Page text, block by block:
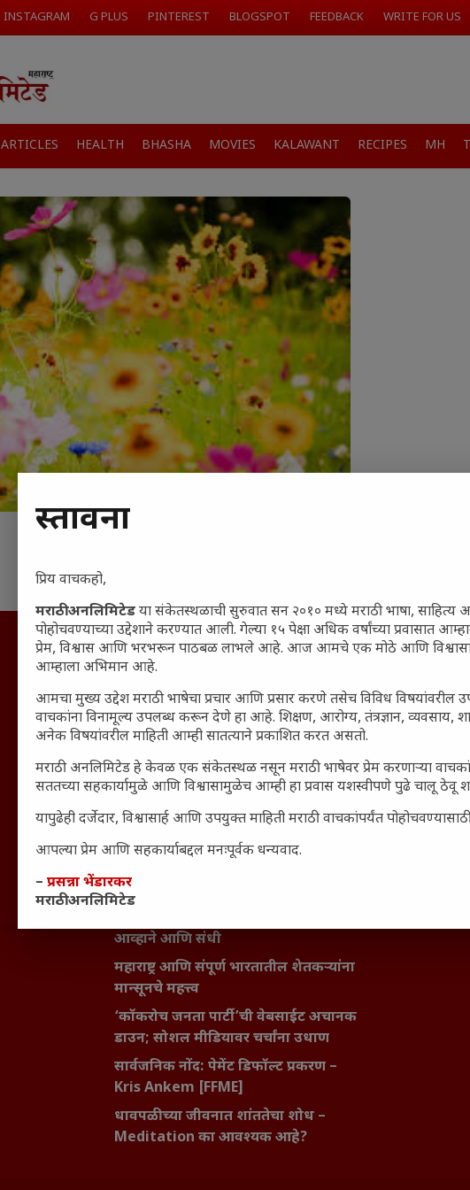
INSTAGRAM G PLUS PINTEREST BLOGSPOT FEEDBACK WRITE FOR US
ARTICLES HEALTH BHASHA MOVIES KALAWANT RECIPES MH
सामान्य आजारांवर गावठी उपाय – घरच्या
घरी मिळवा प्राथमिक आराम
आजच्या युगातील तरुण पिढी कुठे हरवली?
महाराष्ट्रातील किल्ल्यांचे महत्त्व : स्वराज्याच्या
₹370 ची बिर्याणी” आणि हरवत चाललेली
संवेदनशीलता : आजच्या तरुणांच्या मनात
नेमकं काय चाललंय?
यश आणि आत्मविश्वास: स्वप्नांना वास्तवात
महाराष्ट्रातील बदलत्या हवामानाचा शेतीवर
आव्हाने आणि संधी
महाराष्ट्र आणि संपूर्ण भारतातील शेतकऱ्यांना
मान्सूनचे महत्त्व
‘कॉकरोच जनता पार्टी’ची वेबसाईट अचानक
डाउन; सोशल मीडियावर चर्चांना उधाण
सार्वजनिक नोंद: पेमेंट डिफॉल्ट प्रकरण –
Kris Ankem [FFME]
धावपळीच्या जीवनात शांततेचा शोध –
Meditation का आवश्यक आहे?
प्रस्तावना
प्रिय वाचकहो,
मराठी अनलिमिटेडया संकेतस्थळाची सुरुवात सन २०१० मध्ये मराठी भाषा, साहित्य
पोहोचवण्याच्या उद्देशाने करण्यात आली. गेल्या १५ पेक्षा अधिक वर्षांच्या प्रवासात
प्रेम, विश्वास आणि भरभरून पाठबळ लाभले आहे. आज आमचे एक मोठे आणि
आम्हाला अभिमान आहे.
आमचा मुख्य उद्देश मराठी भाषेचा प्रचार आणि प्रसार करणे तसेच विविध विषयांवरील
वाचकांना विनामूल्य उपलब्ध करून देणे हा आहे. शिक्षण, आरोग्य, तंत्रज्ञान,
अनेक विषयांवरील माहिती आम्ही सातत्याने प्रकाशित करत असतो.
मराठी अनलिमिटेड हे केवळ एक संकेतस्थळ नसून मराठी भाषेवर प्रेम करणाऱ्या
सततच्या सहकार्यामुळे आणि विश्वासामुळेच आम्ही हा प्रवास यशस्वीपणे पुढे चालू ठेवू
यापुढेही दर्जेदार, विश्वासार्ह आणि उपयुक्त माहिती मराठी वाचकांपर्यंत
आपल्या प्रेम आणि सहकार्याबद्दल मनःपूर्वक धन्यवाद.
– प्रसन्ना भेंडारकर
मराठी अनलिमिटेड